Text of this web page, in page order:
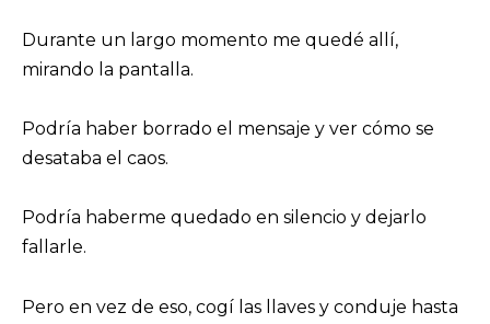
Durante un largo momento me quedé allí,
mirando la pantalla.
Podría haber borrado el mensaje y ver cómo se
desataba el caos.
Podría haberme quedado en silencio y dejarlo
fallarle.
Pero en vez de eso, cogí las llaves y conduje hasta